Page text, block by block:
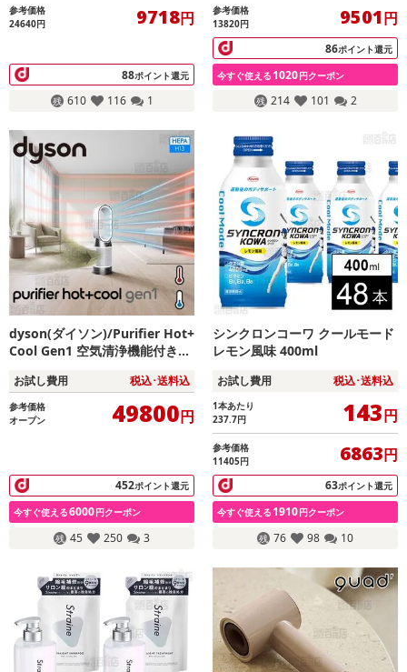
参考価格
24640円
9718円
88ポイント還元
610 116 1
参考価格
13820円
9501円
86ポイント還元
今すぐ使える 1020円クーポン
214 101 2
dyson(ダイソン)/Purifier Hot+
Cool Gen1 空気清浄機能付きフ
ト)/HP10 WW ※国内正規品(メ
ーカー保証2年間 ※製品登録が
必要)
お試し費用 税込･送料込
参考価格
オープン
49800円
452ポイント還元
今すぐ使える6000円クーポン
45 250 3
シンクロンコーワ クールモード
レモン風味 400ml
お試し費用 税込･送料込
1本あたり
237.7円 143円
参考価格
11405円
6863円
63ポイント還元
今すぐ使える 1910円クーポン
76 98 10